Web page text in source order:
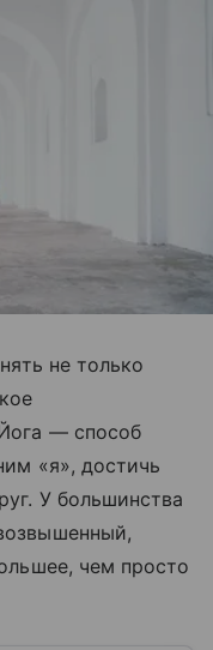
не только
— способ
«я», достичь
У большинства
чем просто